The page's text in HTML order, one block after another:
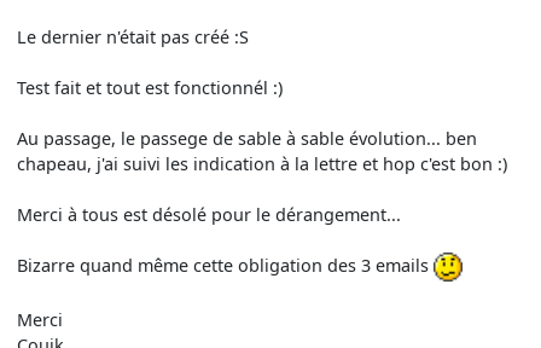
Le dernier n'était pas créé :S
Test fait et tout est fonctionnél :)
Au passage, le passege de sable à sable évolution... ben
chapeau, j'ai suivi les indication à la lettre et hop c'est bon :)
Merci à tous est désolé pour le dérangement...
Bizarre quand même cette obligation des 3 emails
Merci